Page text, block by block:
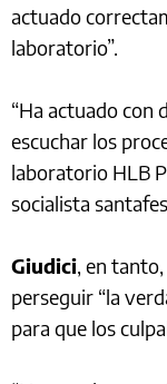
actuado
laboratorio”.
“Ha actuado con
escuchar los
laboratorio HLB
socialista
Giudici, en
perseguir “la
para que los